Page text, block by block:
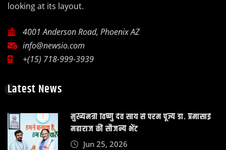
looking at its layout.
4001 Anderson Road, Phoenix AZ
info@newsio.com
+(15) 718-999-3939
Latest News
मुख्यमंत्री विष्णु देव साय से परम पूज्य डॉ. प्रेमासाई
महाराज की सौजन्य भेंट
Jun 25, 2026